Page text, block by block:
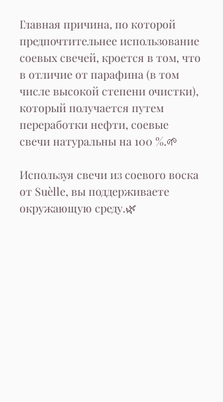
Главная причина, по которой
предпочтительнее использование
соевых свечей, кроется в том, что
в отличие от парафина (в том
числе высокой степени очистки),
который получается путем
переработки нефти, соевые
свечи натуральны на 100 %.🌱
Используя свечи из соевого воска
от Suèlle, вы поддерживаете
окружающую среду.🌿